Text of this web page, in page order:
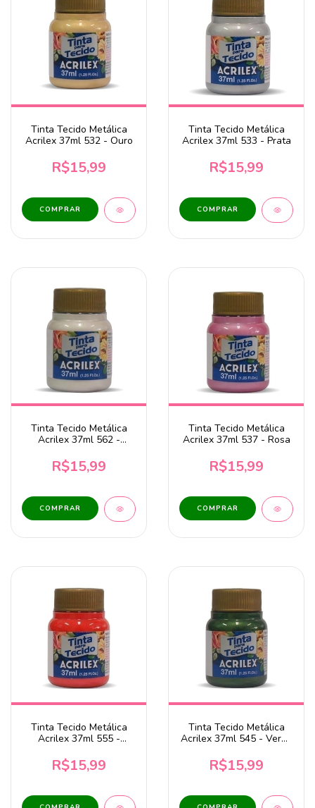
Tinta Tecido Metálica
Acrilex 37ml 532 - Ouro
R$15,99
Tinta Tecido Metálica
Acrilex 37ml 533 - Prata
R$15,99
Tinta Tecido Metálica
Acrilex 37ml 562 -
R$15,99
Tinta Tecido Metálica
Acrilex 37ml 537 - Rosa
R$15,99
Tinta Tecido Metálica
Acrilex 37ml 555 -
R$15,99
Tinta Tecido Metálica
Acrilex 37ml 545 - Verde
R$15,99